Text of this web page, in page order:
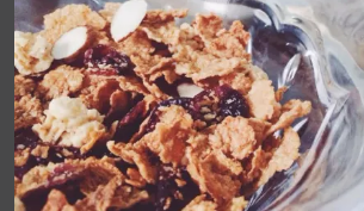
UrMart 為你打造理想生活